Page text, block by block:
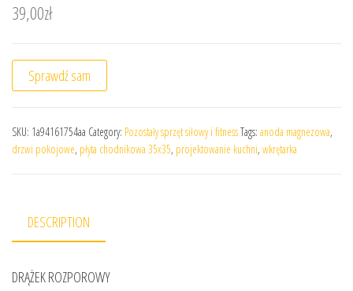
39,00zł
Sprawdź sam
SKU: 1a94161754aa Category: Pozostały sprzęt siłowy i fitnessTags: anoda magnezowa,
drzwi pokojowe, płyta chodnikowa 35x35, projektowanie kuchni, wkrętarka
DESCRIPTION
DRĄŻEK ROZPOROWY